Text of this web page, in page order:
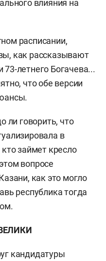
влияния на
расписании,
как рассказывают
летнего Богачева...
что обе версии
ли говорить, что
в
займет кресло
вопросе
как это могло
республика тогда
кандидатуры